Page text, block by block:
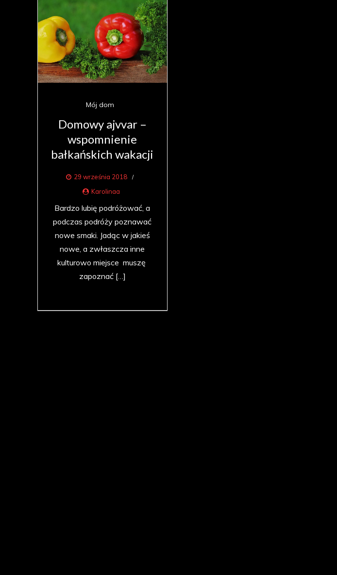
Mój dom
Domowy ajvvar –
wspomnienie
bałkańskich wakacji
29 września 2018
Karolinaa
Bardzo lubię podróżować, a
podczas podróży poznawać
nowe smaki. Jadąc w jakieś
nowe, a zwłaszcza inne
kulturowo miejsce muszę
zapoznać […]